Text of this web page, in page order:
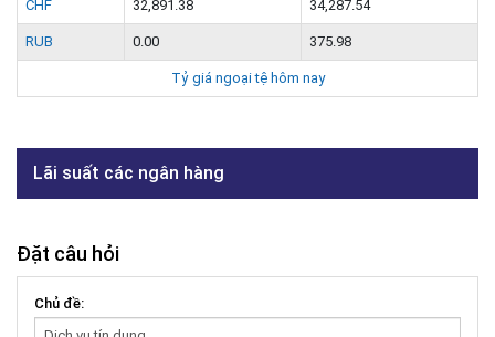
CHF 32,891.38 34,287.54
RUB 0.00 375.98
Tỷ giá ngoại tệ hôm nay
Lãi suất các ngân hàng
Đặt câu hỏi
Chủ đề: